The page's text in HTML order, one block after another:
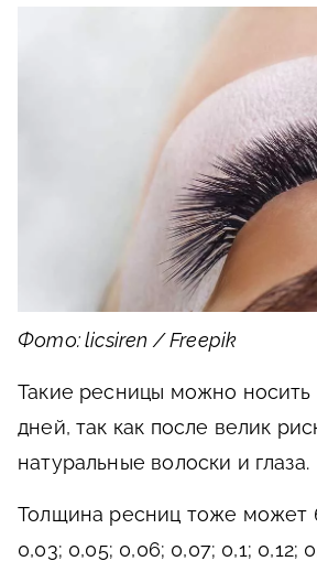
Фото: licsiren / Freepik
Такие ресницы можно носить
дней, так как после велик
натуральные волоски и глаза.
Толщина ресниц тоже может
0,03; 0,05; 0,06; 0,07; 0,1; 0,12;